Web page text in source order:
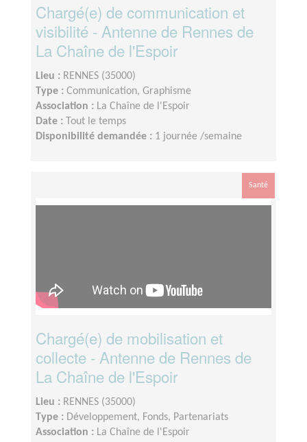
Chargé(e) de communication et
visibilité - Antenne de Rennes de
La Chaîne de l'Espoir
Lieu : RENNES (35000)
Type : Communication, Graphisme
Association : La Chaîne de l'Espoir
Date :
Tout le temps
Disponibilité demandée : 1 journée /semaine
Santé
Chargé(e) de mobilisation et
collecte - Antenne de Rennes de
La Chaîne de l'Espoir
Lieu : RENNES (35000)
Type : Développement, Fonds, Partenariats
Association : La Chaîne de l'Espoir